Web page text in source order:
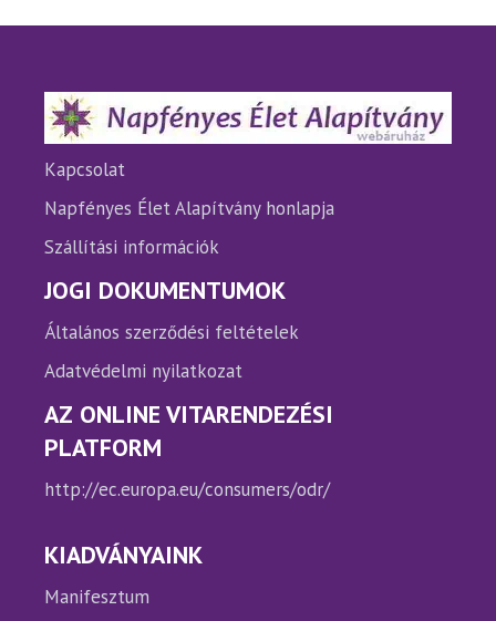
Kapcsolat
Napfényes Élet Alapítvány honlapja
Szállítási információk
JOGI DOKUMENTUMOK
Általános szerződési feltételek
Adatvédelmi nyilatkozat
AZ ONLINE VITARENDEZÉSI
PLATFORM
http://ec.europa.eu/consumers/odr/
KIADVÁNYAINK
Manifesztum